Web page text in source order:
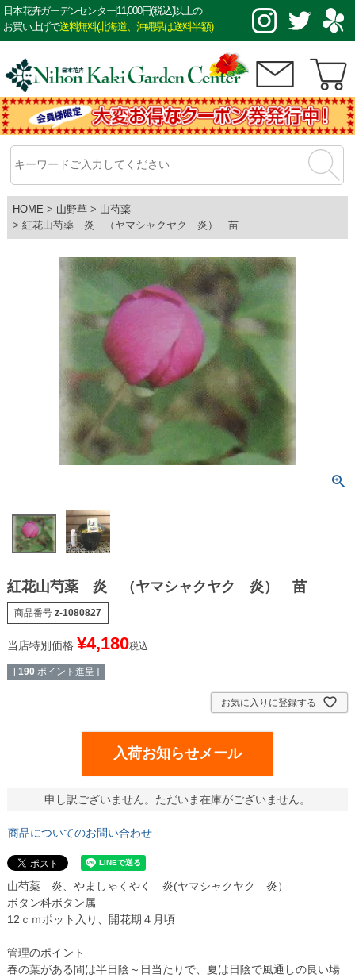
日本花卉ガーデンセンター|11,000円(税込)以上の
お買い上げで送料無料(北海道、沖縄県は送料半額)
HOME 山野草
山芍薬
紅花山芍薬 炎 （ヤマシャクヤク 炎） 苗
紅花山芍薬 炎 （ヤマシャクヤク 炎） 苗
商品番号 z-1080827
当店特別価格 ¥4,180税込
[ 190 ポイント進呈 ]
お気に入りに登録する
入荷お知らせメール
申し訳ございません。ただいま在庫がございません。
商品についてのお問い合わせ
山芍薬 炎、やましゃくやく 炎(ヤマシャクヤク 炎）
ボタン科ボタン属
12ｃｍポット入り、開花期４月頃
管理のポイント
春の葉がある間は半日陰～日当たりで、夏は日陰で風通しの良い場